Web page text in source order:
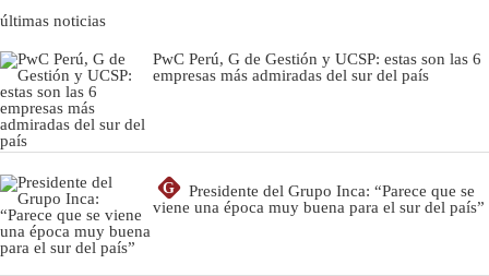
últimas noticias
PwC Perú, G de Gestión y UCSP: estas son las 6
empresas más admiradas del sur del país
G
Presidente del Grupo Inca: “Parece que se
viene una época muy buena para el sur del país”